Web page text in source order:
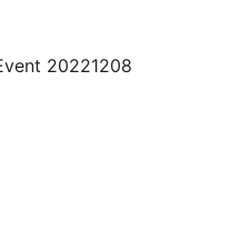
20221208